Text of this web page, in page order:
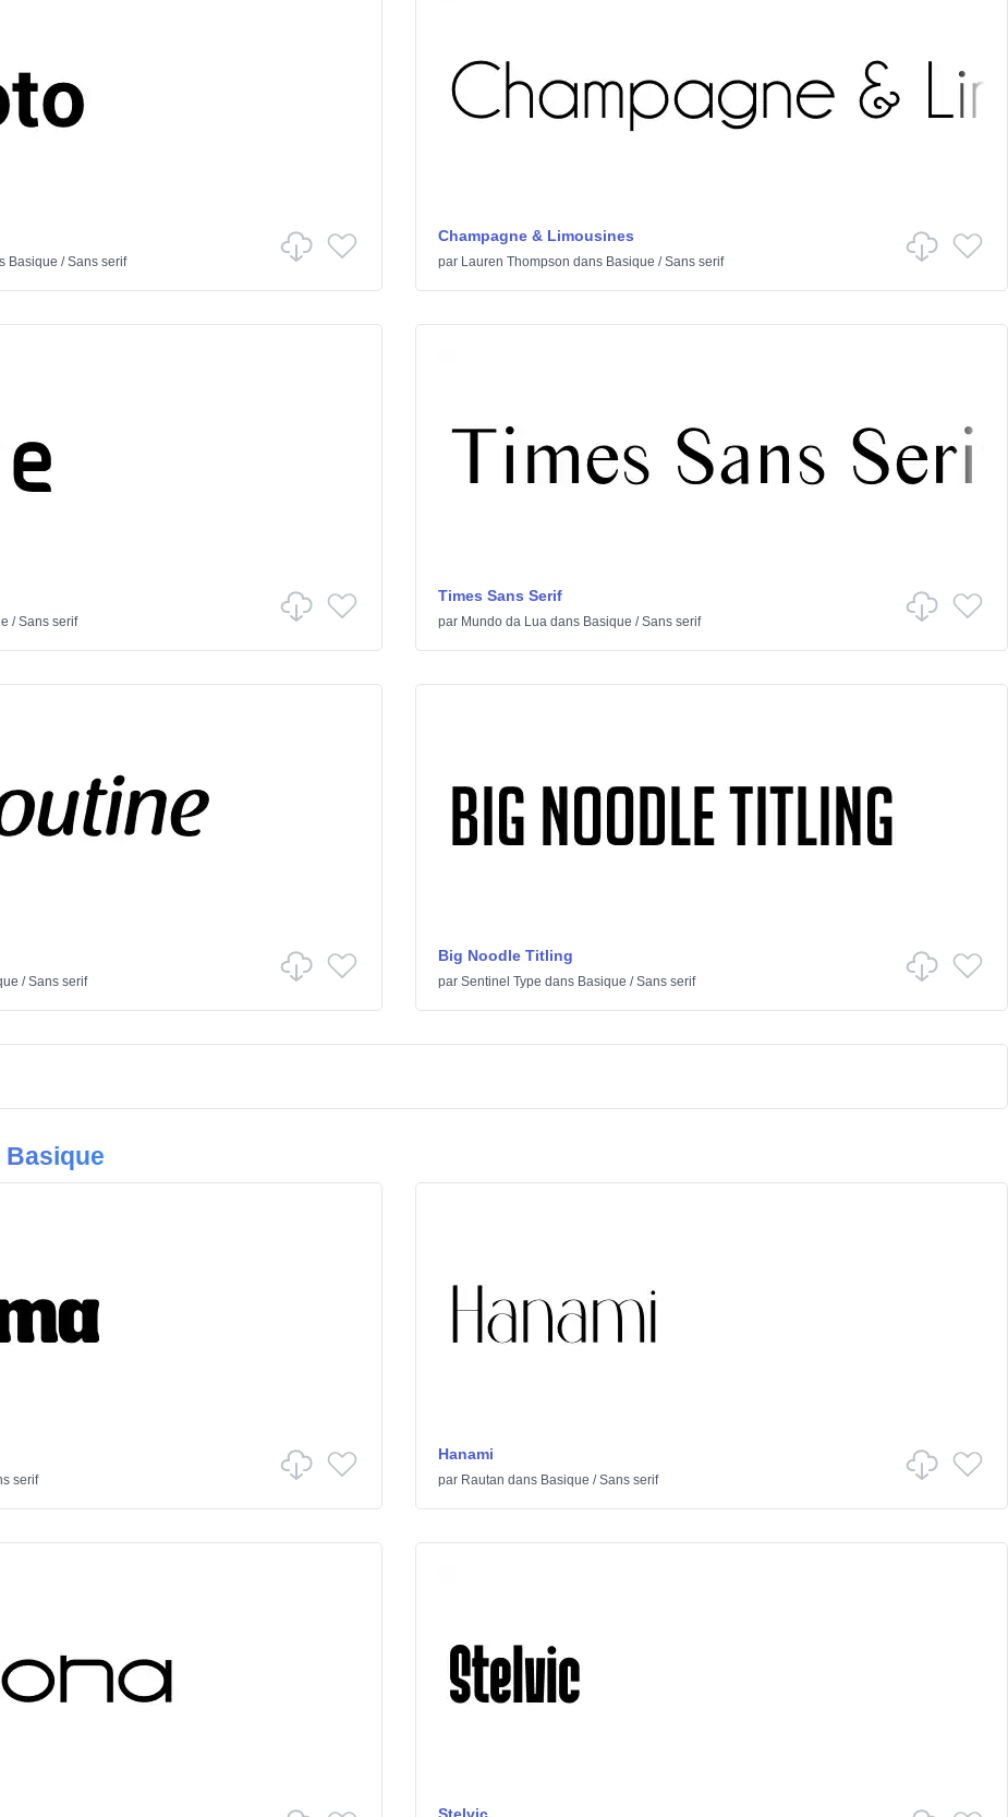
Basique /Sans serif
Champagne & Limousines
par Lauren Thompson dans Basique /Sans serif
/Sans serif
Times Sans Serif
par Mundo da Luadans Basique /Sans serif
/Sans serif
Big Noodle Titling
par Sentinel Type dans Basique /Sans serif
serif
Hanami
par Rautan dans Basique /Sans serif